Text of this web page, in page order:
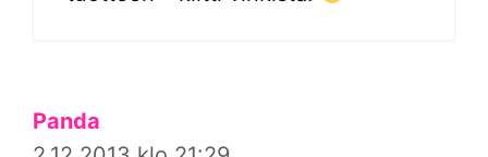
Panda